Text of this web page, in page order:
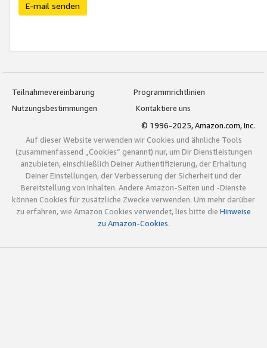
E-mail senden
Teilnahmevereinbarung
Programmrichtlinien
Nutzungsbestimmungen
Kontaktiere uns
© 1996-2025, Amazon.com, Inc.
Auf dieser Website verwenden wir Cookies und ähnliche Tools
(zusammenfassend „Cookies“ genannt) nur, um Dir Dienstleistungen
anzubieten, einschließlich Deiner Authentifizierung, der Erhaltung
Deiner Einstellungen, der Verbesserung der Sicherheit und der
Bereitstellung von Inhalten. Andere Amazon-Seiten und -Dienste
können Cookies für zusätzliche Zwecke verwenden. Um mehr darüber
zu erfahren, wie Amazon Cookies verwendet, lies bitte die Hinweise
zu Amazon-Cookies.